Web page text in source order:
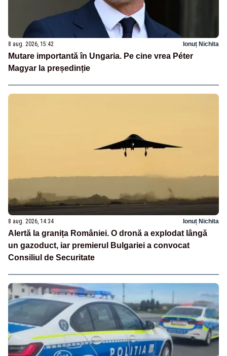
8 aug. 2026, 15:42 Ionuț Nichita
Mutare importantă în Ungaria. Pe cine vrea Péter
Magyar la președinție
8 aug. 2026, 14:34 Ionuț Nichita
Alertă la granița României. O dronă a explodat lângă
un gazoduct, iar premierul Bulgariei a convocat
Consiliul de Securitate